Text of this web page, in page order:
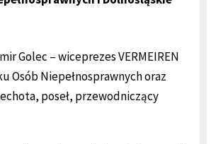
Golec – wiceprezes VERMEIREN
Osób Niepełnosprawnych oraz
poseł, przewodniczący